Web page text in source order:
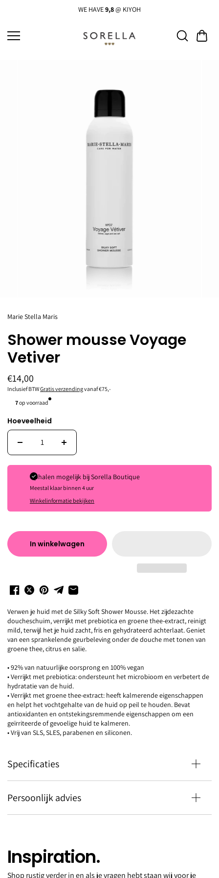
WE HAVE9,8@ KIYOH
Marie Stella Maris
Shower mousse Voyage
Vetiver
€14,00
Inclusief BTWGratis verzendingvanaf €75,-
7op voorraad
Hoeveelheid
Ophalen mogelijk bijSorella Boutique
Meestal klaar binnen 4 uur
Winkelinformatie bekijken
In winkelwagen
Verwen je huid met de Silky Soft Shower Mousse. Het zijdezachte
doucheschuim, verrijkt met prebiotica en groene thee-extract, reinigt
mild, terwijl het je huid zacht, fris en gehydrateerd achterlaat. Geniet
van een sprankelende geurbeleving onder de douche met tonen van
groene thee, citrus en salie.
• 92% van natuurlijke oorsprong en 100% vegan
• Verrijkt met prebiotica: ondersteunt het microbioom en verbetert de
hydratatie van de huid.
• Verrijkt met groene thee-extract: heeft kalmerende eigenschappen
en helpt het vochtgehalte van de huid op peil te houden. Bevat
antioxidanten en ontstekingsremmende eigenschappen om een
geïrriteerde of gevoelige huid te kalmeren.
• Vrij van SLS, SLES, parabenen en siliconen.
Specificaties
Persoonlijk advies
Inspiration.
Shop rustig verder in en als je vragen hebt staan wij voor je